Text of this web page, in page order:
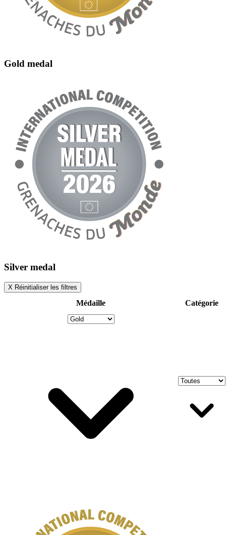
Gold medal
Silver medal
X Réinitialiser les filtres
Médaille Catégorie